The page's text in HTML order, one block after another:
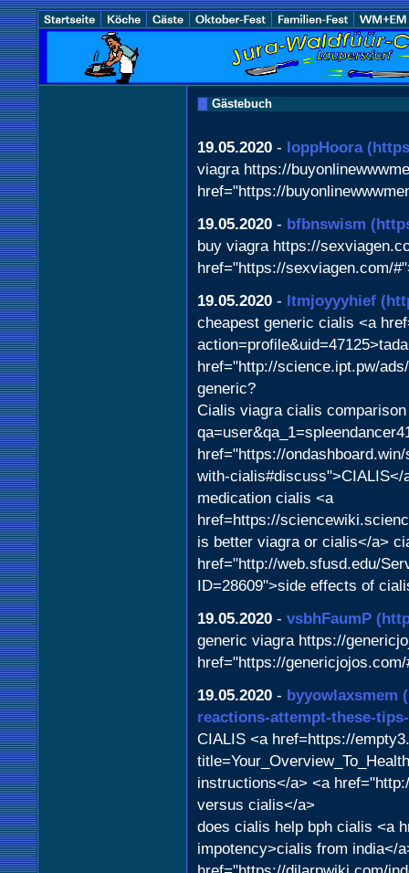
Gästebuch
19.05.2020- loppHoora
viagra https://
href="https://
19.05.2020- bfbnswism
buy viagra https://
href="https://sexviagen.com/
19.05.2020- ltmjoyyyhief
cheapest generic cialis <a
href="http://science.ipt.pw/
generic?
Cialis viagra cialis
href="https://
with-cialis#discuss">CIALIS</
medication cialis <a
href=https://
is better viagra or cialis</a>
href="http://web.sfusd.edu/
ID=28609">side effects of
19.05.2020- vsbhFaumP
generic viagra https://
href="https://
19.05.2020- byyowlaxsmem
reactions-attempt-these-
CIALIS <a href=https://
instructions</a> <a
versus cialis</a>
does cialis help bph cialis <a
impotency>cialis from india</